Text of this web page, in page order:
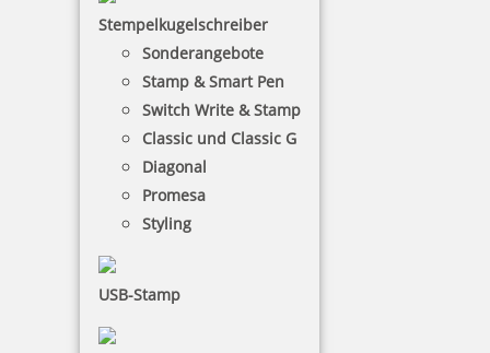
Stempelkugelschreiber
Sonderangebote
Stamp & Smart Pen
Switch Write & Stamp
Classic und Classic G
Diagonal
Promesa
Styling
USB-Stamp
Weltraum